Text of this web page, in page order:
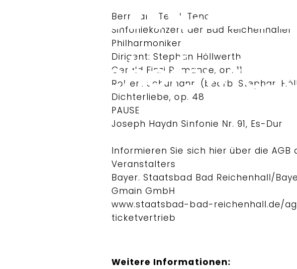
Bernhard Teufl, Tenor
Sinfoniekonzert der Bad Reichenhaller
Philharmoniker
Dirigent: Stephan Höllwerth
Gerald Finzi Romance, op. 11
Robert Schumann (bearb. Stephan
Dichterliebe, op. 48
PAUSE
Joseph Haydn Sinfonie Nr. 91, Es-Dur
Informieren Sie sich hier über die AGB
Veranstalters
Bayer. Staatsbad Bad Reichenhall/
Gmain GmbH
www.staatsbad-bad-reichenhall.de/
ticketvertrieb
Weitere Informationen: